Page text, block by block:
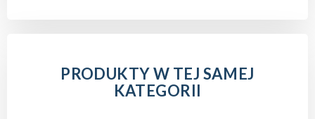
PRODUKTY W TEJ SAMEJ
KATEGORII